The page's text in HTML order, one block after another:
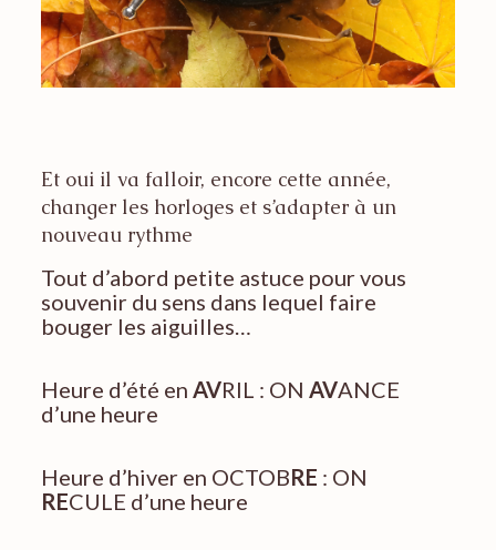
Et oui il va falloir, encore cette année,
changer les horloges et s’adapter à un
nouveau rythme
Tout d’abord petite astuce pour vous
souvenir du sens dans lequel faire
bouger les aiguilles…
Heure d’été en AVRIL : ON AVANCE
d’une heure
Heure d’hiver en OCTOBRE : ON
RECULE d’une heure